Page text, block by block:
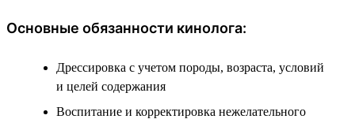
Основные обязанности кинолога:
Дрессировка с учетом породы, возраста, условий
и целей содержания
Воспитание и корректировка нежелательного